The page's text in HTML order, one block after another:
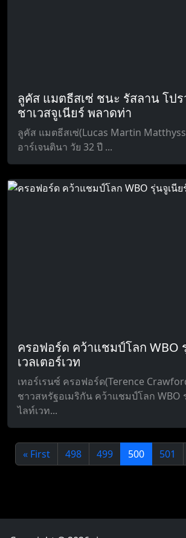
ลูคัส แมตธีสเซ่ ชนะ รัสลาน โป
ชาเวสจูเนียร์ พลาดท่า
ลูคัส แมตธีสเซ่(Lucas Martin
อาร์เจนตินา วัย 32 ปี ...
ครอฟอร์ด คว้าแชมป์โลก WBO
เวลเตอร์เวท
เทอร์เรนซ์ ครอฟอร์ด(Terence
ชาวสหรัฐอเมริกัน คว้าแชมป์โลก WBO
ไลท์เวท...
« First 498 499 500 501